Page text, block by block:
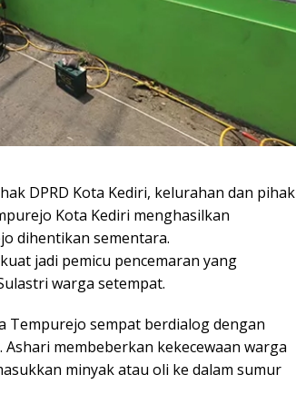
DPRD Kota Kediri, kelurahan dan pihak
Kota Kediri menghasilkan
dihentikan sementara.
jadi pemicu pencemaran yang
warga setempat.
Tempurejo sempat berdialog dengan
membeberkan kekecewaan warga
minyak atau oli ke dalam sumur